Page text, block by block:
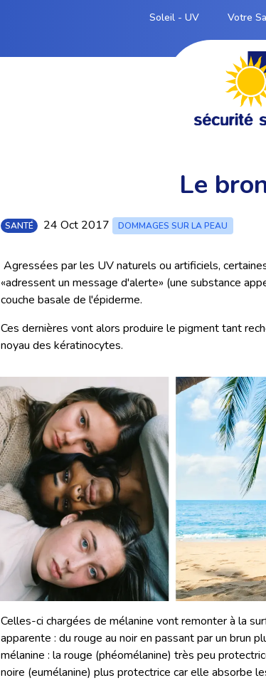
Soleil - UV Votre
Le
SANTÉ 24 Oct 2017 DOMMAGES SUR LA PEAU
Agressées par les UV naturels ou artificiels,
«adressent un message d'alerte» (une substance
couche basale de l'épiderme.
Ces dernières vont alors produire le pigment tant
noyau des kératinocytes.
Celles-ci chargées de mélanine vont remonter à la
apparente : du rouge au noir en passant par un brun
mélanine : la rouge (phéomélanine) très peu
noire (eumélanine) plus protectrice car elle absorbe